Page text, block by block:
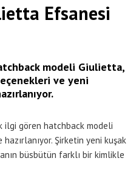
Efsanesi
modeli Giulietta,
ve yeni
ilgi gören hatchback modeli
Şirketin yeni kuşak
büsbütün farklı bir kimlikle